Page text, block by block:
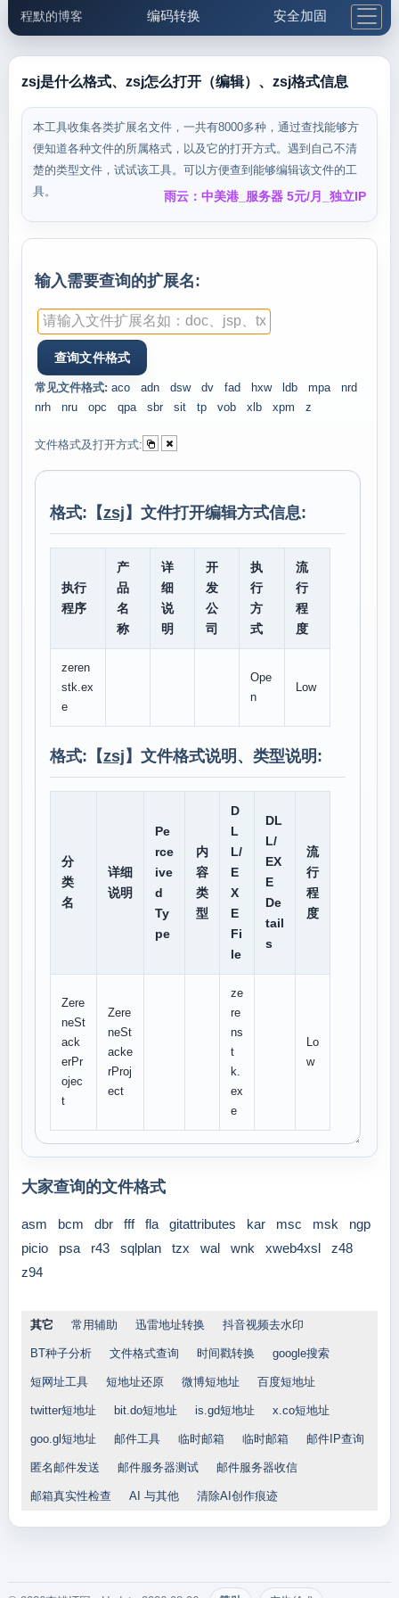
程默的博客 编码转换 安全加固
邮件工具 生活便民 更多工具
5.1支付宝大红包
zsj是什么格式、zsj怎么打开（编辑）、zsj格式信息
本工具收集各类扩展名文件，一共有8000多种，通过查找能够方
便知道各种文件的所属格式，以及它的打开方式。遇到自己不清
楚的类型文件，试试该工具。可以方便查到能够编辑该文件的工
具。
雨云：中美港_服务器 5元/月_独立IP
输入需要查询的扩展名:
常见文件格式: aco adn dsw dv fad hxw ldb mpa
nrd
nrh
nru opc qpa sbr sit tp vob xlb xpm z
文件格式及打开方式:
格式:【zsj 】文件打开编辑方式信息:
执行
程序
产
品
名
称
详
细
说
明
开
发
公
司
执
行
方
式
流
行
程
度
zeren
stk.ex
e
Ope
n
Low
格式:【zsj 】文件格式说明、类型说明:
分
类
名
详细
说明
Pe
rce
ive
d
Ty
pe
内
容
类
型
D
L
L/
E
X
E
Fi
le
DL
L/
EX
E
De
tail
s
流
行
程
度
Zere
neSt
ack
erPr
ojec
t
Zere
neSt
acke
rProj
ect
ze
re
ns
t
k.
ex
e
Lo
w
大家查询的文件格式
asm bcm dbr fff fla gitattributes kar msc msk
ngp
picio
psa r43 sqlplan tzx wal wnk xweb4xsl
z48
z94
其它 常用辅助 迅雷地址转换 抖音视频去水印
BT种子分析 文件格式查询 时间戳转换 google搜索
短网址工具 短地址还原 微博短地址 百度短地址
twitter短地址 bit.do短地址 is.gd短地址 x.co短地址
goo.gl短地址 邮件工具 临时邮箱 临时邮箱 邮件IP查询
匿名邮件发送 邮件服务器测试 邮件服务器收信
邮箱真实性检查 AI 与其他 清除AI创作痕迹